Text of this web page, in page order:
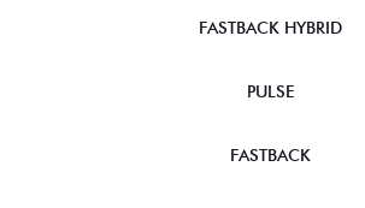
FASTBACK HYBRID
PULSE
FASTBACK